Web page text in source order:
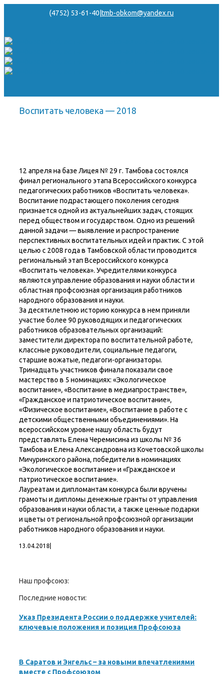
(4752) 53-61-40 tmb-obkom@yandex.ru
Воспитать человека — 2018
12 апреля на базе Лицея № 29 г. Тамбова состоялся
финал регионального этапа Всероссийского конкурса
педагогических работников «Воспитать человека».
Воспитание подрастающего поколения сегодня
признается одной из актуальнейших задач, стоящих
перед обществом и государством. Одно из решений
данной задачи — выявление и распространение
перспективных воспитательных идей и практик. С этой
целью с 2008 года в Тамбовской области проводится
региональный этап Всероссийского конкурса
«Воспитать человека». Учредителями конкурса
являются управление образования и науки области и
областная профсоюзная организация работников
народного образования и науки.
За десятилетнюю историю конкурса в нем приняли
участие более 90 руководящих и педагогических
работников образовательных организаций:
заместители директора по воспитательной работе,
классные руководители, социальные педагоги,
старшие вожатые, педагоги-организаторы.
Тринадцать участников финала показали свое
мастерство в 5 номинациях: «Экологическое
воспитание», «Воспитание в медиапространстве»,
«Гражданское и патриотическое воспитание»,
«Физическое воспитание», «Воспитание в работе с
детскими общественными объединениями». На
всероссийском уровне нашу область будут
представлять Елена Черемисина из школы № 36
Тамбова и Елена Александровна из Кочетовской школы
Мичуринского района, победители в номинациях
«Экологическое воспитание» и «Гражданское и
патриотическое воспитание».
Лауреатам и дипломантам конкурса были вручены
грамоты и дипломы денежные гранты от управления
образования и науки области, а также ценные подарки
и цветы от региональной профсоюзной организации
работников народного образования и науки.
13.04.2018
Наш профсоюз:
Последние новости:
Указ Президента России о поддержке учителей:
ключевые положения и позиция Профсоюза
В Саратов и Энгельс – за новыми впечатлениями
вместе с Профсоюзом